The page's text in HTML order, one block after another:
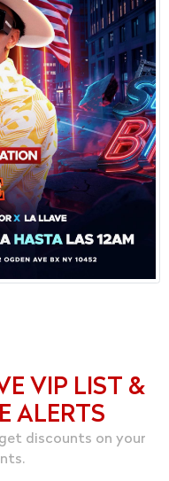
VIP LIST &
ALERTS
discounts on your